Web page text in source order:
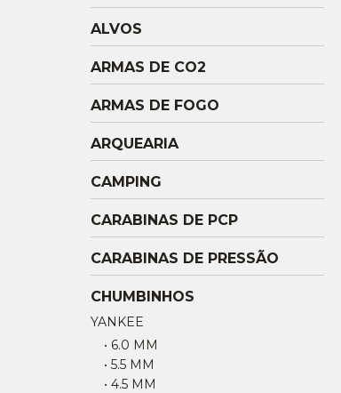
ALVOS
ARMAS DE CO2
ARMAS DE FOGO
ARQUEARIA
CAMPING
CARABINAS DE PCP
CARABINAS DE PRESSÃO
CHUMBINHOS
YANKEE
• 6.0 MM
• 5.5 MM
• 4.5 MM